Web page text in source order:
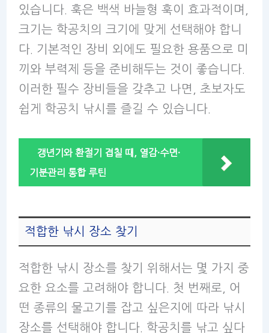
있습니다. 훅은 백색 바늘형 훅이 효과적이며,
크기는 학공치의 크기에 맞게 선택해야 합니
다. 기본적인 장비 외에도 필요한 용품으로 미
끼와 부력제 등을 준비해두는 것이 좋습니다.
이러한 필수 장비들을 갖추고 나면, 초보자도
쉽게 학공치 낚시를 즐길 수 있습니다.
갱년기와 환절기 겹칠 때, 열감·수면·
기분관리 통합 루틴
적합한 낚시 장소 찾기
적합한 낚시 장소를 찾기 위해서는 몇 가지 중
요한 요소를 고려해야 합니다. 첫 번째로, 어
떤 종류의 물고기를 잡고 싶은지에 따라 낚시
장소를 선택해야 합니다. 학공치를 낚고 싶다